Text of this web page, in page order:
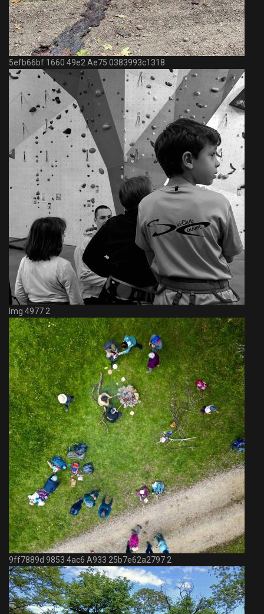
5efb66bf 1660 49e2 Ae75 0383993c1318
Img 4977 2
9ff7889d 9853 4ac6 A933 25b7e62a2797 2